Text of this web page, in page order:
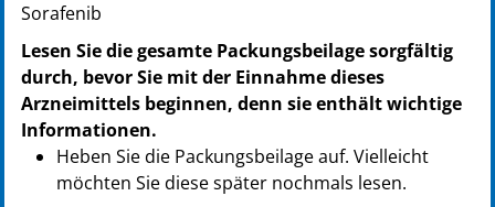
Sorafenib
Lesen Sie die gesamte Packungsbeilage sorgfältig
durch, bevor Sie mit der Einnahme dieses
Arzneimittels beginnen, denn sie enthält wichtige
Informationen.
Heben Sie die Packungsbeilage auf. Vielleicht
möchten Sie diese später nochmals lesen.